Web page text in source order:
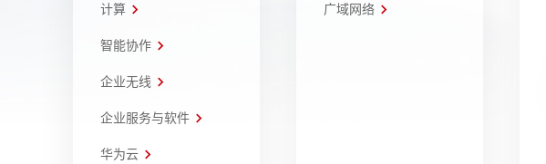
计算
智能协作
企业无线
企业服务与软件
华为云
广域网络